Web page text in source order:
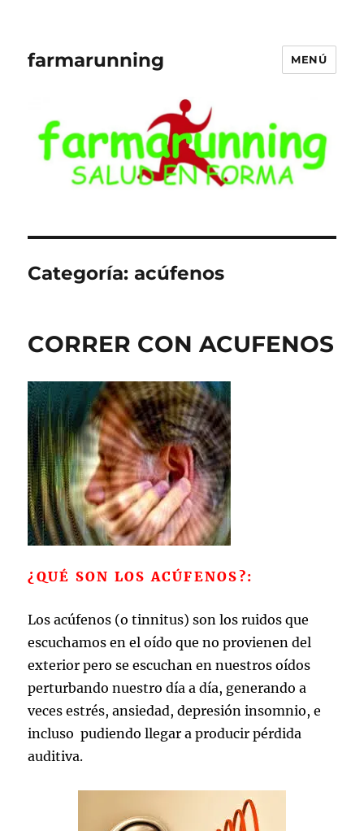
farmarunning MENÚ
Categoría:acúfenos
CORRER CON ACUFENOS
¿QUÉ SON LOS ACÚFENOS?:
Los acúfenos (o tinnitus) son los ruidos que
escuchamos en el oído que no provienen del
exterior pero se escuchan en nuestros oídos
perturbando nuestro día a día, generando a
veces estrés, ansiedad, depresión insomnio, e
incluso pudiendo llegar a producir pérdida
auditiva.